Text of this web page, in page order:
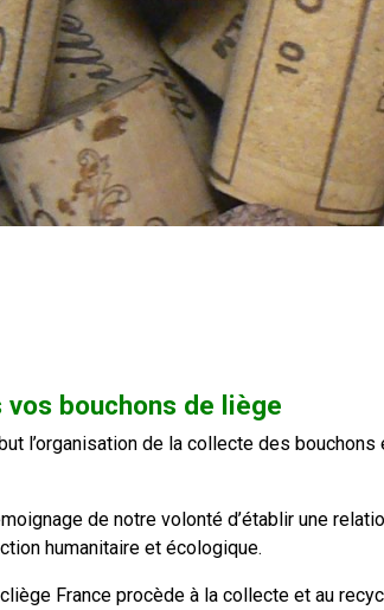
vos bouchons de liège
l’organisation de la collecte des
de notre volonté d’établir une
humanitaire et écologique.
France procède à la collecte et au